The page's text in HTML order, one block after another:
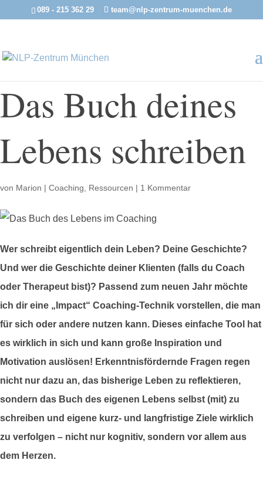
089 - 215 362 29 team@nlp-zentrum-muenchen.de
Das Buch deines
Lebens schreiben
von Marion | Coaching Ressourcen | 1 Kommentar
Wer schreibt eigentlich dein Leben? Deine Geschichte?
Und wer die Geschichte deiner Klienten (falls du Coach
oder Therapeut bist)? Passend zum neuen Jahr möchte
ich dir eine „Impact“ Coaching-Technik vorstellen, die man
für sich oder andere nutzen kann. Dieses einfache Tool hat
es wirklich in sich und kann große Inspiration und
Motivation auslösen! Erkenntnisfördernde Fragen regen
nicht nur dazu an, das bisherige Leben zu reflektieren,
sondern das Buch des eigenen Lebens selbst (mit) zu
schreiben und eigene kurz- und langfristige Ziele wirklich
zu verfolgen – nicht nur kognitiv, sondern vor allem aus
dem Herzen.